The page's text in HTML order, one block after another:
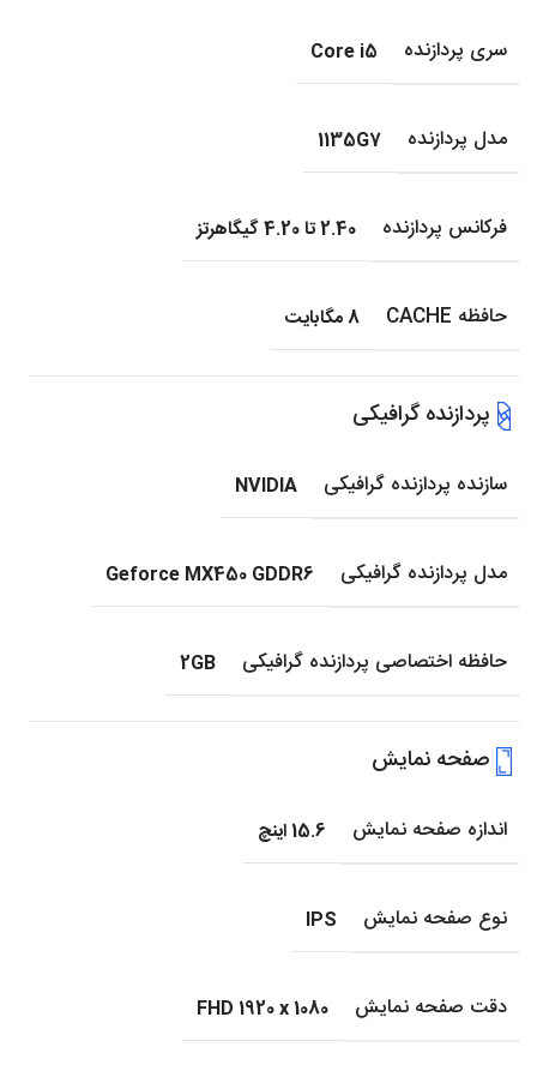
سری پردازنده Core i5
مدل پردازنده 1135G7
فرکانس پردازنده 2.40 تا 4.20 گیگاهرتز
حافظه CACHE 8 مگابایت
پردازنده گرافیکی
سازنده پردازنده گرافیکی NVIDIA
مدل پردازنده گرافیکی Geforce MX450 GDDR6
حافظه اختصاصی پردازنده گرافیکی 2GB
صفحه نمایش
اندازه صفحه نمایش 15.6 اینچ
نوع صفحه نمایش IPS
دقت صفحه نمایش FHD 1920 x 1080